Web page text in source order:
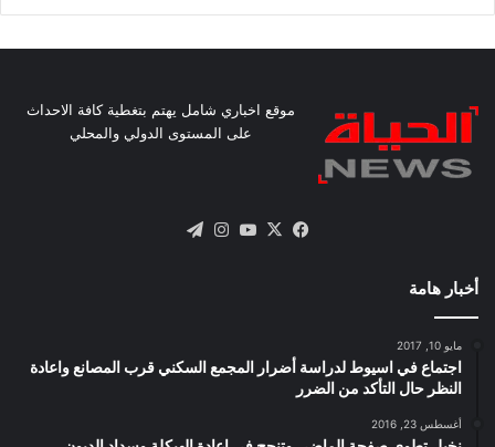
موقع اخباري شامل يهتم بتغطية كافة الاحداث
على المستوى الدولي والمحلي
فيسبوك
X يوتيوبانستقرام
أخبار هامة
مايو 10, 2017
اجتماع في اسيوط لدراسة أضرار المجمع السكني قرب المصانع واعادة
النظر حال التأكد من الضرر
أغسطس 23, 2016